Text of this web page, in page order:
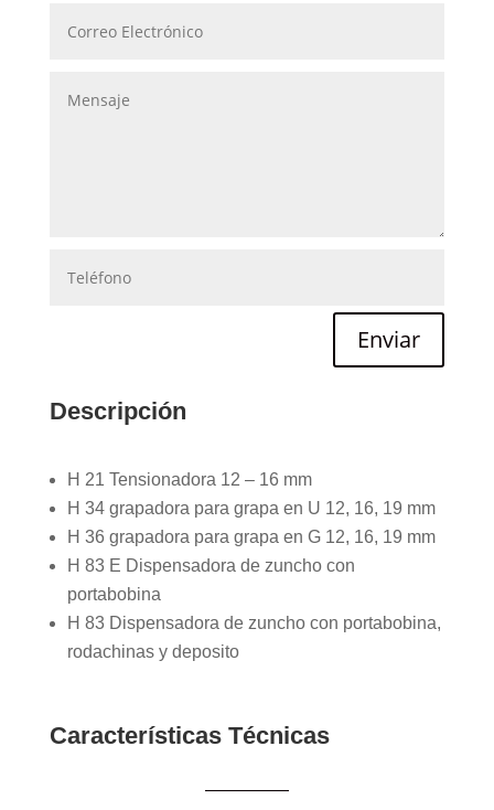
Enviar
Descripción
H 21 Tensionadora 12 – 16 mm
H 34 grapadora para grapa en U 12, 16, 19 mm
H 36 grapadora para grapa en G 12, 16, 19 mm
H 83 E Dispensadora de zuncho con
portabobina
H 83 Dispensadora de zuncho con portabobina,
rodachinas y deposito
Características Técnicas